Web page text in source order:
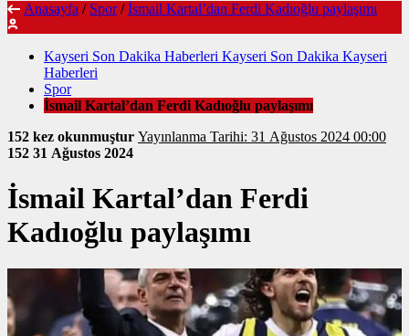
Anasayfa / Spor / İsmail Kartal’dan Ferdi Kadıoğlu paylaşımı
Kayseri Son Dakika Haberleri Kayseri Son Dakika Kayseri
Haberleri
Spor
İsmail Kartal’dan Ferdi Kadıoğlu paylaşımı
152 kez okunmuştur
Yayınlanma Tarihi: 31 Ağustos 2024 00:00
152 31 Ağustos 2024
İsmail Kartal’dan Ferdi
Kadıoğlu paylaşımı